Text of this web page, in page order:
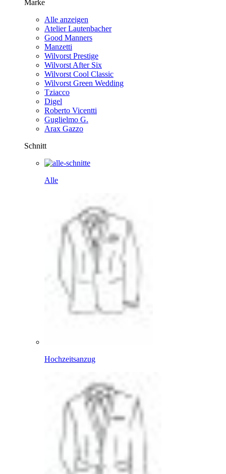
Marke
Alle anzeigen
Atelier Lautenbacher
Good Manners
Manzetti
Wilvorst Prestige
Wilvorst After Six
Wilvorst Cool Classic
Wilvorst Green Wedding
Tziacco
Digel
Roberto Vicentti
Guglielmo G.
Arax Gazzo
Schnitt
Alle
Hochzeitsanzug